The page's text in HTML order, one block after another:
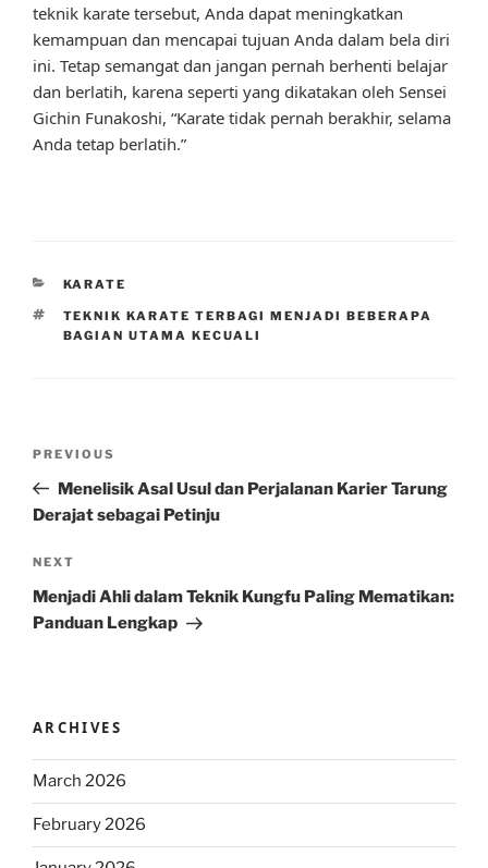
teknik karate tersebut, Anda dapat meningkatkan
kemampuan dan mencapai tujuan Anda dalam bela diri
ini. Tetap semangat dan jangan pernah berhenti belajar
dan berlatih, karena seperti yang dikatakan oleh Sensei
Gichin Funakoshi, “Karate tidak pernah berakhir, selama
Anda tetap berlatih.”
CATEGORIES
KARATE
TAGS
TEKNIK KARATE TERBAGI MENJADI BEBERAPA
BAGIAN UTAMA KECUALI
Previous
Post
PREVIOUS
Menelisik Asal Usul dan Perjalanan Karier Tarung
Derajat sebagai Petinju
Next
Post
NEXT
Menjadi Ahli dalam Teknik Kungfu Paling Mematikan:
Panduan Lengkap
ARCHIVES
March 2026
February 2026